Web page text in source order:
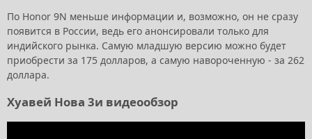
По Honor 9N меньше информации и, возможно, он не сразу
появится в России, ведь его анонсировали только для
индийского рынка. Самую младшую версию можно будет
приобрести за 175 долларов, а самую навороченную - за 262
доллара.
Хуавей Нова 3и видеообзор